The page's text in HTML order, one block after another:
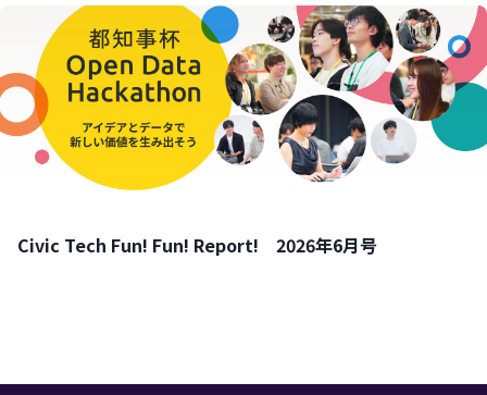
Civic Tech Fun! Fun! Report! 2026年6月号